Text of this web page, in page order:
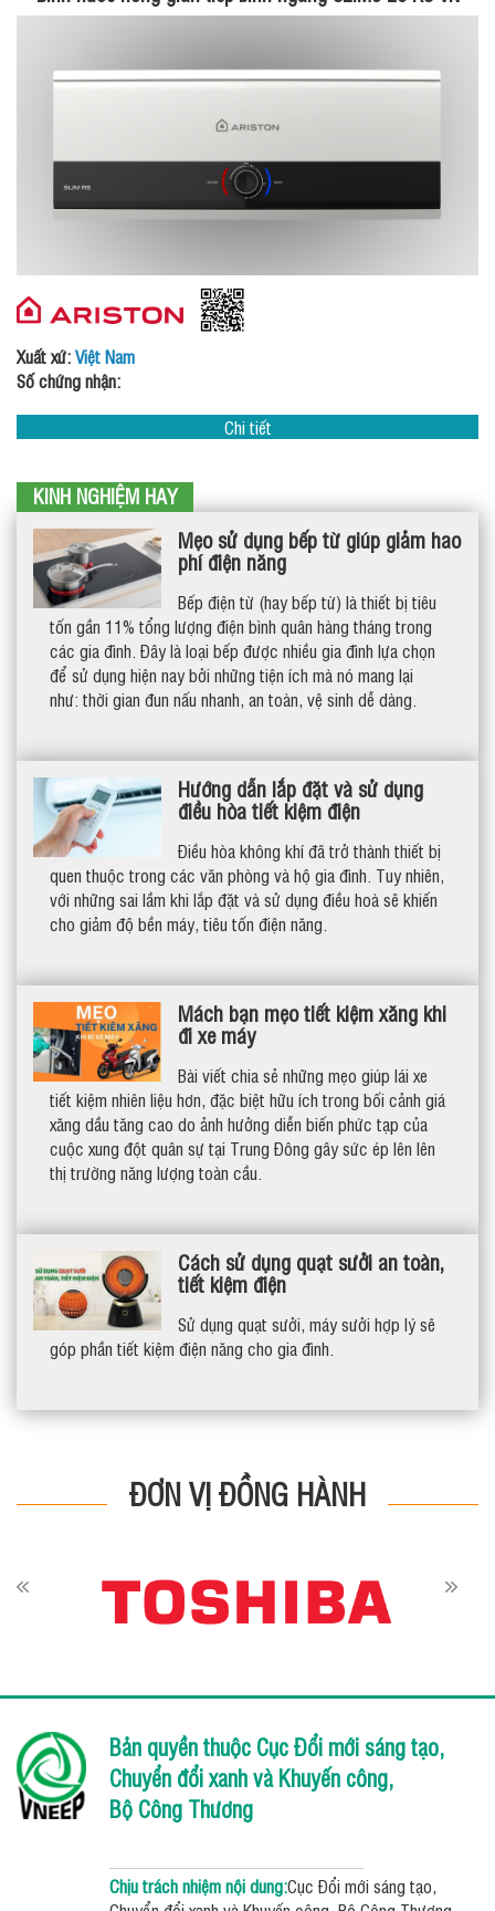
Xuất xứ:Việt Nam
Số chứng nhận:
Chi tiết
KINH NGHIỆM HAY
Mẹo sử dụng bếp từ giúp giảm hao
phí điện năng
Bếp điện từ (hay bếp từ) là thiết bị tiêu
tốn gần 11% tổng lượng điện bình quân hàng tháng trong
các gia đình. Đây là loại bếp được nhiều gia đình lựa chọn
để sử dụng hiện nay bởi những tiện ích mà nó mang lại
như: thời gian đun nấu nhanh, an toàn, vệ sinh dễ dàng.
Hướng dẫn lắp đặt và sử dụng
điều hòa tiết kiệm điện
Điều hòa không khí đã trở thành thiết bị
quen thuộc trong các văn phòng và hộ gia đình. Tuy nhiên,
với những sai lầm khi lắp đặt và sử dụng điều hoà sẽ khiến
cho giảm độ bền máy, tiêu tốn điện năng.
Mách bạn mẹo tiết kiệm xăng khi
đi xe máy
Bài viết chia sẻ những mẹo giúp lái xe
tiết kiệm nhiên liệu hơn, đặc biệt hữu ích trong bối cảnh giá
xăng dầu tăng cao do ảnh hưởng diễn biến phức tạp của
cuộc xung đột quân sự tại Trung Đông gây sức ép lên lên
thị trường năng lượng toàn cầu.
Cách sử dụng quạt sưởi an toàn,
tiết kiệm điện
Sử dụng quạt sưởi, máy sưởi hợp lý sẽ
góp phần tiết kiệm điện năng cho gia đình.
ĐƠN VỊ ĐỒNG HÀNH
Bản quyền thuộc Cục Đổi mới sáng tạo,
Chuyển đổi xanh và Khuyến công,
Bộ Công Thương
Chịu trách nhiệm nội dung:Cục Đổi mới sáng tạo,